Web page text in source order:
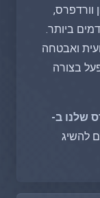
וורדפרס,
ביותר.
ואבטחה
בצורה
שלנו ב-
להשיג